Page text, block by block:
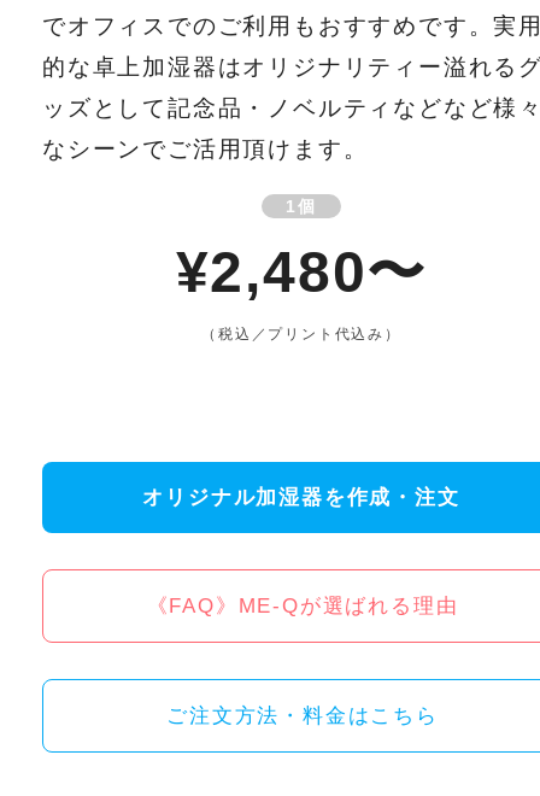
でオフィスでのご利用もおすすめです。実
的な卓上加湿器はオリジナリティー溢れる
ッズとして記念品・ノベルティなどなど様
なシーンでご活用頂けます。
1個
¥2,480〜
（税込／プリント代込み）
オリジナル加湿器を作成・注文
《FAQ》ME-Qが選ばれる理由
ご注文方法・料金はこちら